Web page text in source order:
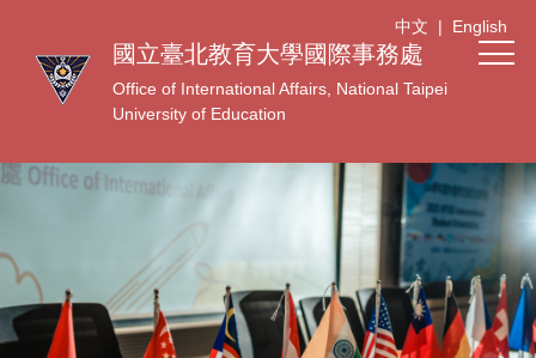
容
區
中文 | English
國立臺北教育大學國際事務處
Office of International Affairs, National Taipei
University of Education